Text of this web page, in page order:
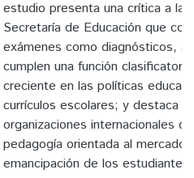
estudio presenta una crítica a la
Secretaría de Educación que
exámenes como diagnósticos,
cumplen una función
creciente en las políticas
currículos escolares; y destaca
organizaciones internacionales
pedagogía orientada al mercado
emancipación de los estudiantes.